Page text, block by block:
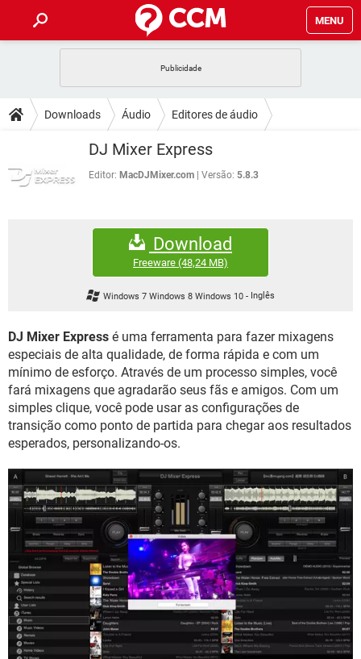
MENU
CELULAR FACEBOOK
EXCEL
INSTAGRAM GMAIL
DICAS
JOGOS
OUTLOOK
JOGOS WHATSAPP
EXCEL
GMAIL
FÓRUM
FACEBOOK
EXCEL
GMAIL
WHATSAPP
INSTAGRAM GMAIL
GUIA DE COMPRAS
Downloads Áudio Editores de áudio
DJ Mixer Express
Editor: MacDJMixer.com Versão: 5.8.3
Download
Freeware (48,24 MB)
Windows 7 Windows 8 Windows 10 - Inglês
DJ Mixer Express é uma ferramenta para fazer mixagens
especiais de alta qualidade, de forma rápida e com um
mínimo de esforço. Através de um processo simples, você
fará mixagens que agradarão seus fãs e amigos. Com um
simples clique, você pode usar as configurações de
transição como ponto de partida para chegar aos resultados
esperados, personalizando-os.